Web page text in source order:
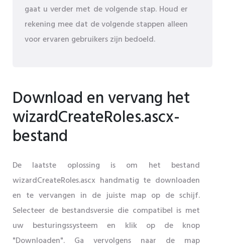
gaat u verder met de volgende stap. Houd er
rekening mee dat de volgende stappen alleen
voor ervaren gebruikers zijn bedoeld.
Download en vervang het
wizardCreateRoles.ascx-
bestand
De laatste oplossing is om het bestand
wizardCreateRoles.ascx handmatig te downloaden
en te vervangen in de juiste map op de schijf.
Selecteer de bestandsversie die compatibel is met
uw besturingssysteem en klik op de knop
"Downloaden". Ga vervolgens naar de map